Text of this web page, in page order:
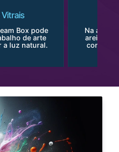
Box pode
de arte
a luz natural.
Na arte
areia
como